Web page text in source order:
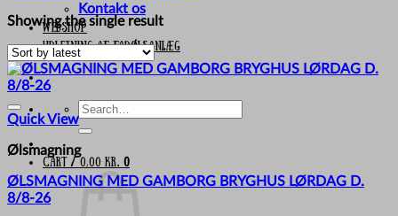
Kontakt os
Webshop
UDLEJNING AF FADØLSANLÆG
Search
for:
Cart /0,00 kr. 0
Showing the single result
Quick View
Ølsmagning
ØLSMAGNING MED GAMBORG BRYGHUS LØRDAG D.
8/8-26